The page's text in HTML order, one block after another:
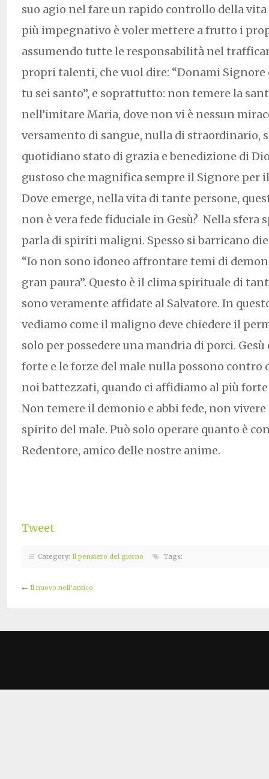
suo agio nel fare un rapido controllo della
più impegnativo è voler mettere a frutto i
assumendo tutte le responsabilità nel
propri talenti, che vuol dire: “Donami Signore
tu sei santo”, e soprattutto: non temere la
nell’imitare Maria, dove non vi è nessun
versamento di sangue, nulla di straordinario,
quotidiano stato di grazia e benedizione di
gustoso che magnifica sempre il Signore per
Dove emerge, nella vita di tante persone,
non è vera fede fiduciale in Gesù? Nella sfera
parla di spiriti maligni. Spesso si barricano
“Io non sono idoneo affrontare temi di
gran paura”. Questo è il clima spirituale di
sono veramente affidate al Salvatore. In
vediamo come il maligno deve chiedere il
solo per possedere una mandria di porci.
forte e le forze del male nulla possono contro
noi battezzati, quando ci affidiamo al più forte
Non temere il demonio e abbi fede, non
spirito del male. Può solo operare quanto è
Redentore, amico delle nostre anime.
Tweet
Category: Il pensiero del giorno Tags:
← Il nuovo nell’antico